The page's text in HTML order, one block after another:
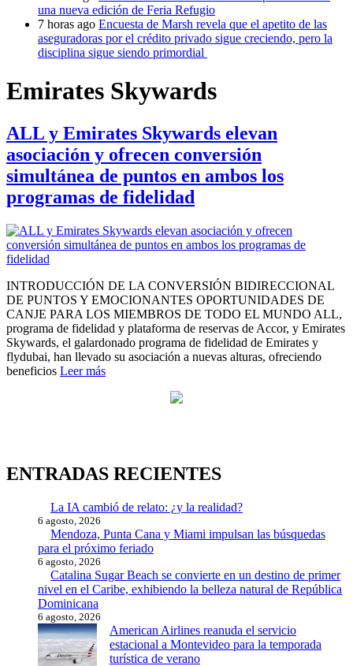
una nueva edición de Feria Refugio
7 horas ago Encuesta de Marsh revela que el apetito de las
aseguradoras por el crédito privado sigue creciendo, pero la
disciplina sigue siendo primordial
Emirates Skywards
ALL y Emirates Skywards elevan
asociación y ofrecen conversión
simultánea de puntos en ambos los
programas de fidelidad
INTRODUCCIÓN DE LA CONVERSIÓN BIDIRECCIONAL
DE PUNTOS Y EMOCIONANTES OPORTUNIDADES DE
CANJE PARA LOS MIEMBROS DE TODO EL MUNDO ALL,
programa de fidelidad y plataforma de reservas de Accor, y Emirates
Skywards, el galardonado programa de fidelidad de Emirates y
flydubai, han llevado su asociación a nuevas alturas, ofreciendo
beneficios Leer más
ENTRADAS RECIENTES
La IA cambió de relato: ¿y la realidad?
6 agosto, 2026
Mendoza, Punta Cana y Miami impulsan las búsquedas
para el próximo feriado
6 agosto, 2026
Catalina Sugar Beach se convierte en un destino de primer
nivel en el Caribe, exhibiendo la belleza natural de República
Dominicana
6 agosto, 2026
American Airlines reanuda el servicio
estacional a Montevideo para la temporada
turística de verano